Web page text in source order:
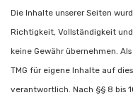
Die Inhalte unserer Seiten
Richtigkeit, Vollständigkeit
keine Gewähr übernehmen.
TMG für eigene Inhalte auf
verantwortlich. Nach §§ 8 bis